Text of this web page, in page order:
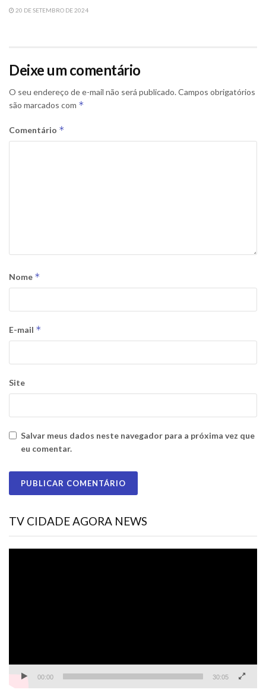
20 DE SETEMBRO DE 2024
Deixe um comentário
O seu endereço de e-mail não será publicado. Campos obrigatórios
são marcados com *
Comentário *
Nome *
E-mail *
Site
Salvar meus dados neste navegador para a próxima vez que
eu comentar.
TV CIDADE AGORA NEWS
00:00 30:05